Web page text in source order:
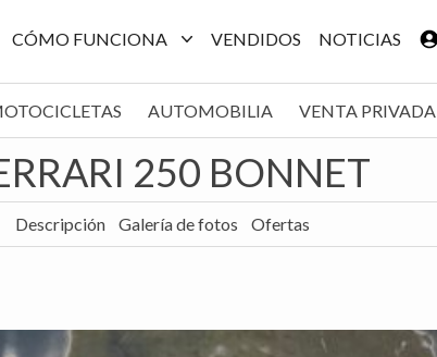
CÓMO FUNCIONA VENDIDOS NOTICIAS
AUTOMOBILIA VENTA PRIVADA
250 BONNET
Descripción Galería de fotos Ofertas